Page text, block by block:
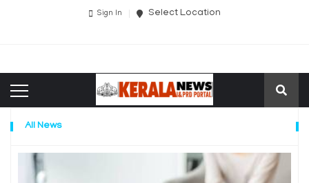
Sign In Select Location
All News